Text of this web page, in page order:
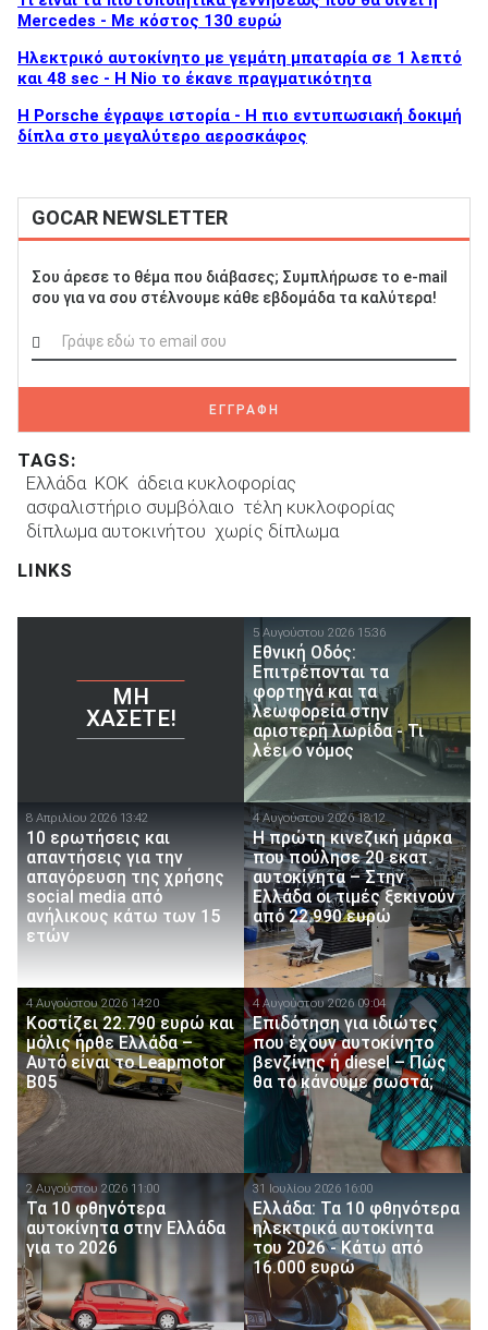
Mercedes - Με κόστος 130 ευρώ
Ηλεκτρικό αυτοκίνητο με γεμάτη μπαταρία σε 1 λεπτό
και 48 sec - Η Nio το έκανε πραγματικότητα
H Porsche έγραψε ιστορία - H πιο εντυπωσιακή δοκιμή
δίπλα στο μεγαλύτερο αεροσκάφος
GOCAR NEWSLETTER
Σου άρεσε το θέμα που διάβασες; Συμπλήρωσε το e-mail
σου για να σου στέλνουμε κάθε εβδομάδα τα καλύτερα!
ΕΓΓΡΑΦΗ
TAGS:
Ελλάδα ΚΟΚ άδεια κυκλοφορίας
ασφαλιστήριο συμβόλαιο τέλη κυκλοφορίας
δίπλωμα αυτοκινήτου χωρίς δίπλωμα
LINKS
ΜΗ
ΧΆΣΕΤΕ!
5 Αυγούστου 2026 15:36
Εθνική Οδός:
Επιτρέπονται τα
φορτηγά και τα
λεωφορεία στην
αριστερή λωρίδα - Τι
λέει ο νόμος
8 Απριλίου 2026 13:42
10 ερωτήσεις και
απαντήσεις για την
απαγόρευση της χρήσης
social media από
ανήλικους κάτω των 15
ετών
4 Αυγούστου 2026 18:12
Η πρώτη κινεζική μάρκα
που πούλησε 20 εκατ.
αυτοκίνητα – Στην
Ελλάδα οι τιμές ξεκινούν
από 22.990 ευρώ
4 Αυγούστου 2026 14:20
Κοστίζει 22.790 ευρώ και
μόλις ήρθε Ελλάδα –
Αυτό είναι το Leapmotor
B05
4 Αυγούστου 2026 09:04
Επιδότηση για ιδιώτες
που έχουν αυτοκίνητο
βενζίνης ή diesel – Πώς
θα το κάνουμε σωστά;
2 Αυγούστου 2026 11:00
Τα 10 φθηνότερα
αυτοκίνητα στην Ελλάδα
για το 2026
31 Ιουλίου 2026 16:00
Ελλάδα: Τα 10 φθηνότερα
ηλεκτρικά αυτοκίνητα
του 2026 - Κάτω από
16.000 ευρώ